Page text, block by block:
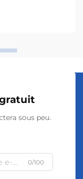
une pièce. En
sous peu.
0/100